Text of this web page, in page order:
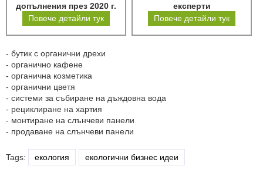
допълнения през 2020 г.
Повече детайли тук
експерти
Повече детайли тук
- бутик с органични дрехи
- органично кафене
- органична козметика
- органични цветя
- системи за събиране на дъждовна вода
- рециклиране на хартия
- монтиране на слънчеви панели
- продаване на слънчеви панели
Tags: екология екологични бизнес идеи